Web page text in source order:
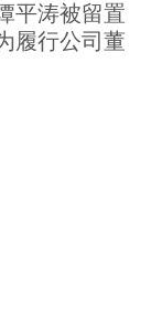
平涛被留置
履行公司董